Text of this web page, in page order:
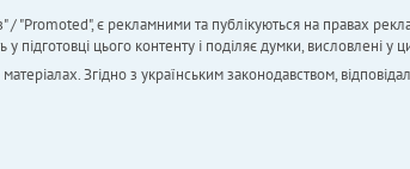
"Promoted", є рекламними та публікуються на правах
цього контенту і поділяє думки, висловлені у
Згідно з українським законодавством,